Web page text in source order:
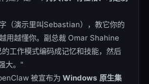
（演示里叫Sebastian），教它你的
用越懂你。副总裁 Omar Shahine
工作模式编码成记忆和技能，然后
大。"
被宣布为 Windows 原生集